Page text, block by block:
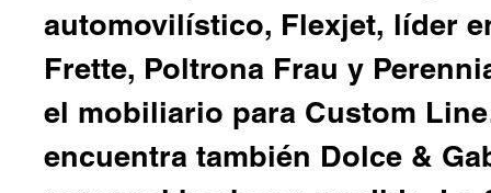
automovilístico, Flexjet, líder
Frette, Poltrona Frau y
el mobiliario para Custom
encuentra también Dolce &